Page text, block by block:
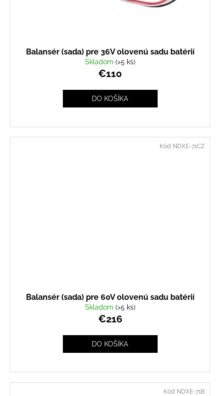
Balansér (sada) pre 36V olovenú sadu batérií
Skladom (>5 ks)
€110
DO KOŠÍKA
Balansér (sada) pre 60V olovenú sadu batérií
Skladom (>5 ks)
€216
DO KOŠÍKA
Kód: NDXE-71CZ
Kód: NDXE-71B